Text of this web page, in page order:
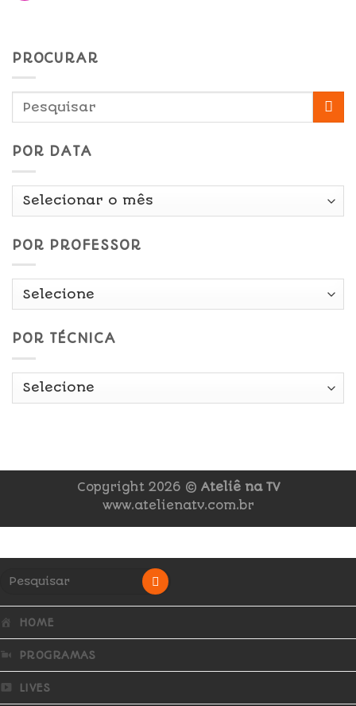
PROCURAR
POR DATA
Por
POR PROFESSOR
POR TÉCNICA
Copyright 2026 © Ateliê na TV
www.atelienatv.com.br
HOME
PROGRAMAS
LIVES